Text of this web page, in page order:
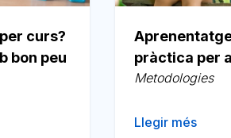
curs?
bon peu
pràctica per
Metodologies
Llegir més